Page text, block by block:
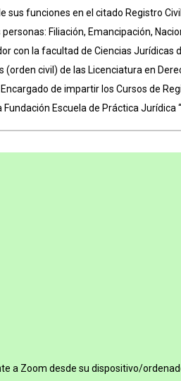
sus funciones en el citado Registro
personas: Filiación, Emancipación,
con la facultad de Ciencias Jurídicas
(orden civil) de las Licenciatura en
de impartir los Cursos de
Fundación Escuela de Práctica Jurídica
a Zoom desde su dispositivo/